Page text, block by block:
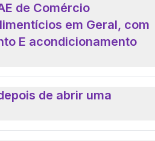
de Comércio
em Geral, com
E acondicionamento
de abrir uma